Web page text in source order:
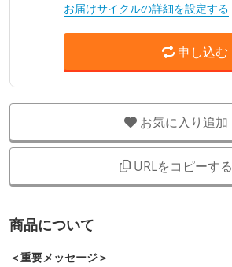
お届けサイクルの詳細を設定する
申し込む
お気に入り追加
URLをコピーする
商品について
＜重要メッセージ＞